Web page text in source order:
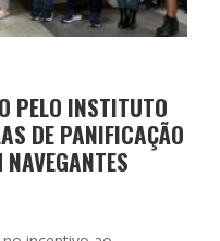
PELO INSTITUTO
DE PANIFICAÇÃO
NAVEGANTES